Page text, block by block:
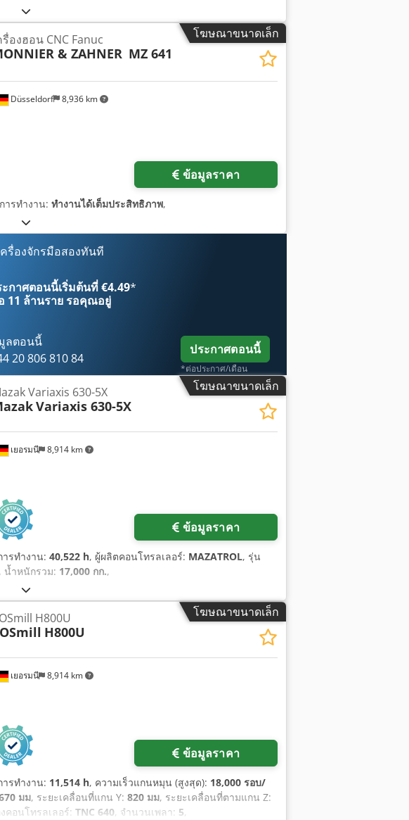
โฆษณาขนาดเล็ก
Düsseldorf 8,936 km
รื่องฮอน CNC Fanuc
& ZAHNER MZ 641
ข้อมูลราคา
ารทำงาน: ทำงานได้เต็มประสิทธิภาพ,
ครื่องจักรมือสองทันที
ะกาศตอนนี้เริ่มต้นที่ €4.49*
11 ล้านราย รอคุณอยู่
ลตอนนี้
20 806 810 84
ประกาศตอนนี้
*ต่อประกาศ/เดือน
โฆษณาขนาดเล็ก
เยอรมนี 8,914 km
Variaxis 630-5X
Variaxis 630-5X
ข้อมูลราคา
รทำงาน: 40,522 h, ผู้ผลิตคอนโทรลเลอร์: MAZATROL, รุ่น
, น้ำหนักรวม: 17,000 กก.,
โฆษณาขนาดเล็ก
เยอรมนี 8,914 km
H800U
H800U
ข้อมูลราคา
รทำงาน: 11,514 h, ความเร็วแกนหมุน (สูงสุด): 18,000 รอบ/
มม, ระยะเคลื่อนที่แกน Y: 820 มม, ระยะเคลื่อนที่ตามแกน Z:
คอนโทรลเลอร์: TNC 640, จำนวนเพลา: 5,